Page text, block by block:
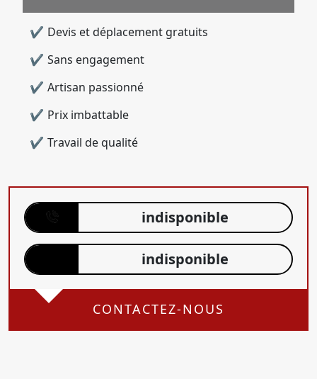
Devis et déplacement gratuits
Sans engagement
Artisan passionné
Prix imbattable
Travail de qualité
indisponible
indisponible
CONTACTEZ-NOUS